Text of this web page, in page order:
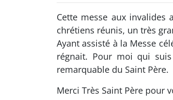
Cette messe aux
chrétiens réunis, un très
Ayant assisté à la Messe
régnait. Pour moi qui
remarquable du Saint Père.
Merci Très Saint Père pour